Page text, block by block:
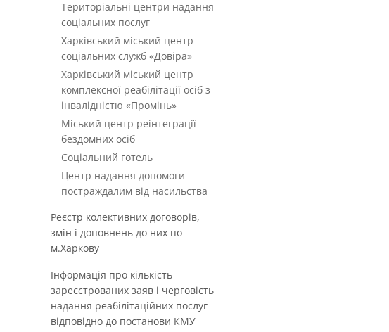
Територіальні центри надання
соціальних послуг
Харківський міський центр
соціальних служб «Довіра»
Харківський міський центр
комплексної реабілітації осіб з
інвалідністю «Промінь»
Міський центр реінтеграції
бездомних осіб
Соціальний готель
Центр надання допомоги
постраждалим від насильства
Реєстр колективних договорів,
змін і доповнень до них по
м.Харкову
Інформація про кількість
зареєстрованих заяв і черговість
надання реабілітаційних послуг
відповідно до постанови КМУ